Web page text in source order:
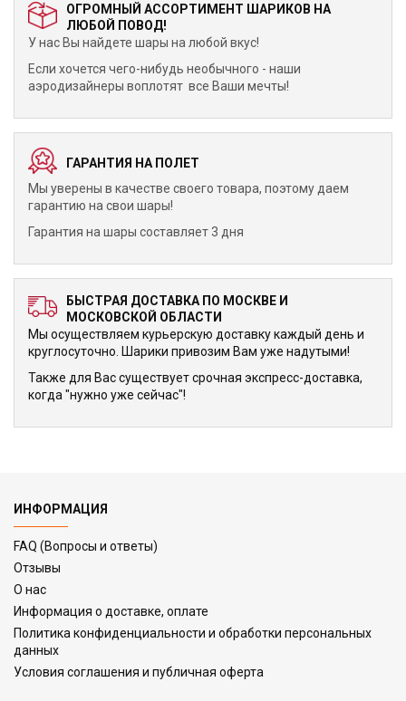
ОГРОМНЫЙ АССОРТИМЕНТ ШАРИКОВ НА
ЛЮБОЙ ПОВОД!
У нас Вы найдете шары на любой вкус!
Если хочется чего-нибудь необычного - наши
аэродизайнеры воплотят все Ваши мечты!
ГАРАНТИЯ НА ПОЛЕТ
Мы уверены в качестве своего товара, поэтому даем
гарантию на свои шары!
Гарантия на шары составляет 3 дня
БЫСТРАЯ ДОСТАВКА ПО МОСКВЕ И
МОСКОВСКОЙ ОБЛАСТИ
Мы осуществляем курьерскую доставку каждый день и
круглосуточно. Шарики привозим Вам уже надутыми!
Также для Вас существует срочная экспресс-доставка,
когда "нужно уже сейчас"!
ИНФОРМАЦИЯ
FAQ (Вопросы и ответы)
Отзывы
О нас
Информация о доставке, оплате
Политика конфиденциальности и обработки персональных
данных
Условия соглашения и публичная оферта